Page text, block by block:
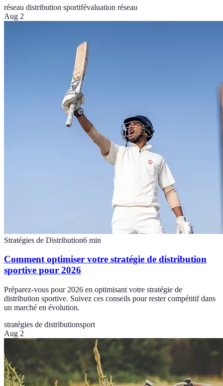
réseau distribution sportifévaluation réseau
Aug 2
Stratégies de Distribution6 min
Comment optimiser votre stratégie de distribution
sportive pour 2026
Préparez-vous pour 2026 en optimisant votre stratégie de
distribution sportive. Suivez ces conseils pour rester compétitif dans
un marché en évolution.
stratégies de distributionsport
Aug 2